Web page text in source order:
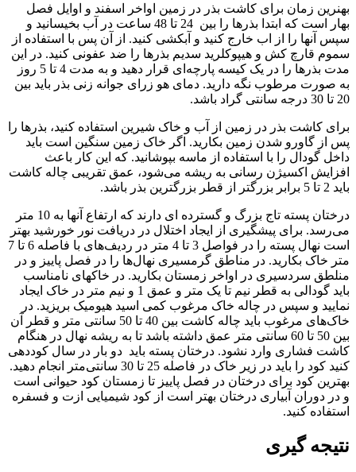
بهنرین زمان برای کاشت بذر در زمین اواخر اسفند و اوایل فصل
بهار است که ابتدا بذرها را بین 24 تا 48 ساعت در آب بخیسانید و
سپس آنها را از اب خارج کنید و آبکشی کنید. از آن پس با استفاده از
سموم قارچ کش و هیپوکلرید سدیم بذرها را ضد عفونی کنید. در این
مدت بذرها را در یک کیسه پارچه‌ای قرار دهید و به مدت 4 تا 5 روز
به صورت مرطوب نگه دارید. دمای هو زرای جوانه زنی بذر باید بین
20 تا 30 درجه سانتی گراد باشد.
برای کاشت بذر در زمین از آب و خاک شیرین استفاده کنید، بذرها را
پس از گاورو شدن زمین بکارید. اگر خاک زمین سنگین است باید
داخل گودال را با استفاده از ماسه بپوشانید. که این کار باعث
افزایش اکسیژن رسانی به ریشه می‌شود، عمق تقریبی چاله کاشت
باید 2 تا 5 برابر بزرگتر از قطر بزرگترین بذر باشد.
درختان پسته تاج بزرگ و گسترده ای دارند که ارتفاع آنها به 10 متر
می‌رسد. برای پیشگیری از ایجاد اختلال در دریافت نور خورشید بهتر
است نهال پسته را در فواصل 3 تا 4 متر در ردیف‌های با فاصله 6 تا 7
متر خاک بکارید. در مناطق گرمسیری نهال‌ها را در فصل پاییز و در
منلطق سردسیری در اواخر زمستان بکارید. در خاکهای نامناسب
باید گودالی به قطر نیم تا یک متر و عمق 1 و نیم متر در خاک ایجاد
نمایید و سپس در چاله خاک مرغوب کمی اسید هیومیک بریزید. در
خاک‌های مرغوب باید چاله کاشت بین 40 تا 50 سانتی متر و قطر آن
بین 50 تا 60 سانتی متر عمق داشته باشد تا به ریشه نهال در هنگام
کاشت فشاری وارد نشود. درختان پسته باید دو بار در سال کوددهی
کنید کود را باید در زیر خاک در فاصله 25 تا 30 سانتی‌متر انجام دهید.
بهترین کود برای درختان در فصل پاییز تا زمستان کود حیوانی است
و در دوران آبیاری درختان بهتر است از کود شیمیایی ازت و فسفره
استفاده کنید.
نتیجه گیری